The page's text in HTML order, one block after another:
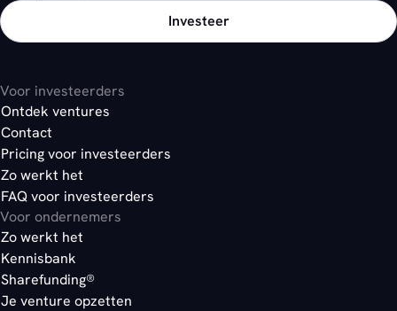
Investeer
Voor investeerders
Ontdek ventures
Contact
Pricing voor investeerders
Zo werkt het
FAQ voor investeerders
Voor ondernemers
Zo werkt het
Kennisbank
Sharefunding®
Je venture opzetten